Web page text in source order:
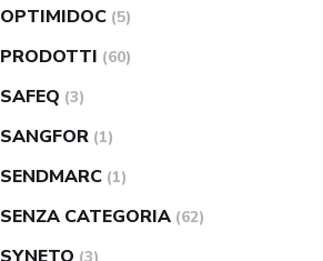
OPTIMIDOC (5)
PRODOTTI (60)
SAFEQ (3)
SANGFOR (1)
SENDMARC (1)
SENZA CATEGORIA (62)